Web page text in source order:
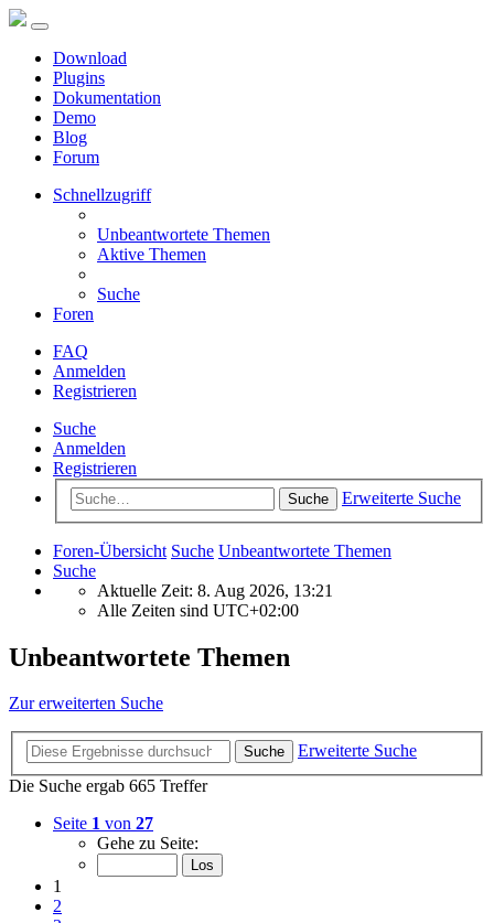
Download
Plugins
Dokumentation
Demo
Blog
Forum
Schnellzugriff
Unbeantwortete Themen
Aktive Themen
Suche
Foren
FAQ
Anmelden
Registrieren
Suche
Anmelden
Registrieren
Suche Erweiterte Suche
Foren-Übersicht Suche Unbeantwortete Themen
Suche
Aktuelle Zeit: 8. Aug 2026, 13:21
Alle Zeiten sind UTC+02:00
Unbeantwortete Themen
Zur erweiterten Suche
Suche
Erweiterte Suche
Die Suche ergab 665 Treffer
Seite 1 von 27
Gehe zu Seite:
1
2